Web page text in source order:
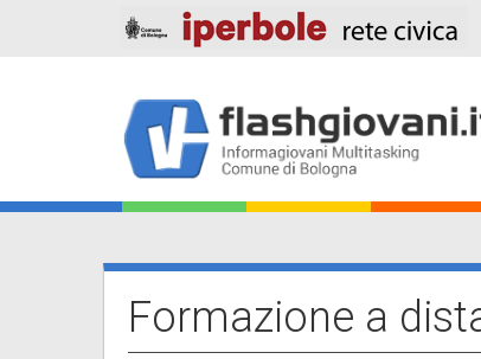
Main
navigation
Formazione a